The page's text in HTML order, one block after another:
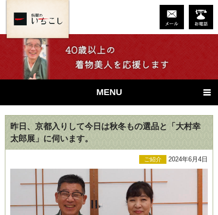
MENU
昨日、京都入りして今日は秋冬もの選品と「大村幸
太郎展」に伺います。
ご紹介 2024年6月4日